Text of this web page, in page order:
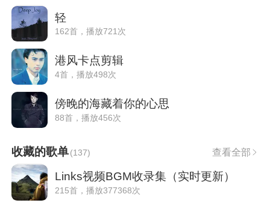
轻
162首，播放721次
港风卡点剪辑
4首，播放498次
傍晚的海藏着你的心思
88首，播放456次
收藏的歌单(137) 查看全部
Links视频BGM收录集（实时更新）
215首，播放377368次